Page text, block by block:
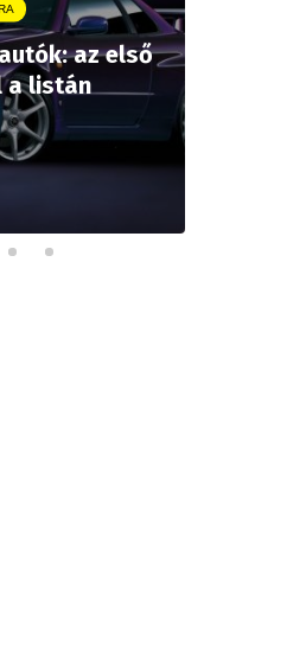
az első
a listán